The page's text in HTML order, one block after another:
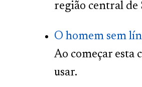
região central de
O homem sem
Ao começar esta
usar.